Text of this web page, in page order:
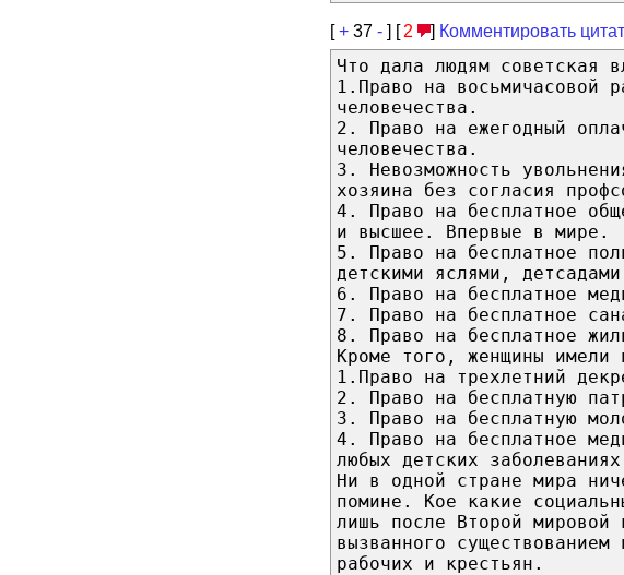
[+ 37 - ] [ 2 ] Комментировать
Что дала людям советская
1.Право на восьмичасовой
человечества.
2. Право на ежегодный
человечества.
3. Невозможность
хозяина без согласия
4. Право на бесплатное
и высшее. Впервые в мире.
5. Право на бесплатное
детскими яслями,
6. Право на бесплатное
7. Право на бесплатное
8. Право на бесплатное
Кроме того, женщины имели
1.Право на трехлетний
2. Право на бесплатную
3. Право на бесплатную
4. Право на бесплатное
любых детских
Ни в одной стране мира
помине. Кое какие
лишь после Второй мировой
вызванного
рабочих и крестьян.